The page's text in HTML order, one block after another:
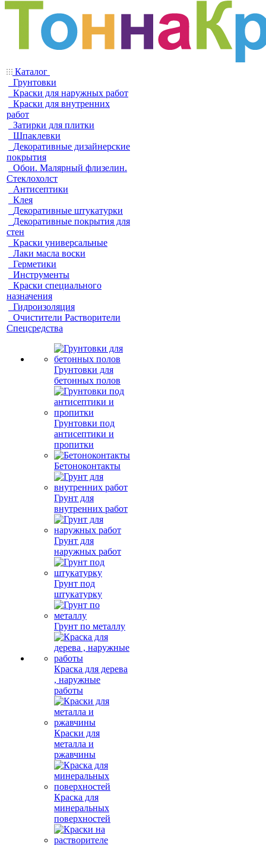
Каталог
Грунтовки
Краски для наружных работ
Краски для внутренних
работ
Затирки для плитки
Шпаклевки
Декоративные дизайнерские
покрытия
Обои. Малярный флизелин.
Стеклохолст
Антисептики
Клея
Декоративные штукатурки
Декоративные покрытия для
стен
Краски универсальные
Лаки масла воски
Герметики
Инструменты
Краски специального
назначения
Гидроизоляция
Очистители Растворители
Спецсредства
Грунтовки для
бетонных полов
Грунтовки под
антисептики и
пропитки
Бетоноконтакты
Грунт для
внутренних работ
Грунт для
наружных работ
Грунт под
штукатурку
Грунт по металлу
Краска для дерева
, наружные
работы
Краски для
металла и
ржавчины
Краска для
минеральных
поверхностей